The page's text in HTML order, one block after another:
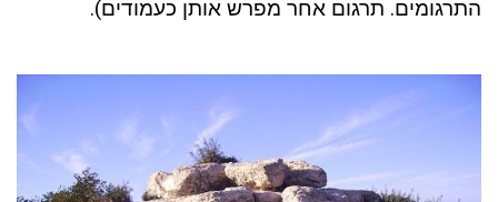
התרגומים. תרגום אחר מפרש אותן כעמודים).